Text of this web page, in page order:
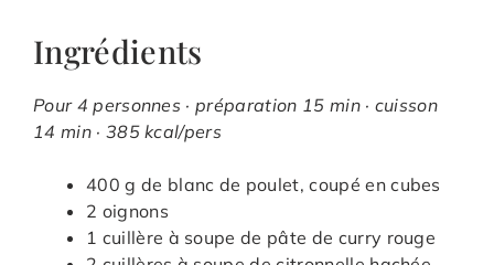
Ingrédients
Pour 4 personnes · préparation 15 min · cuisson
14 min · 385 kcal/pers
400 g de blanc de poulet, coupé en cubes
2 oignons
1 cuillère à soupe de pâte de curry rouge